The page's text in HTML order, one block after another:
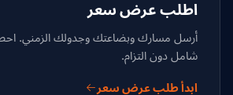
اطلب عرض سعر
أرسل مسارك وبضاعتك وجدولك الزمني.
شامل دون التزام.
ابدأ طلب عرض سعر